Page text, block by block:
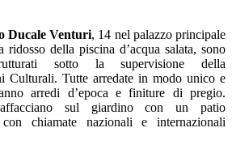
Ducale Venturi, 14 nel palazzo principale
ridosso della piscina d’acqua salata, sono
sotto la supervisione della
Culturali. Tutte arredate in modo unico e
arredi d’epoca e finiture di pregio.
sul giardino con un patio
con chiamate nazionali e internazionali